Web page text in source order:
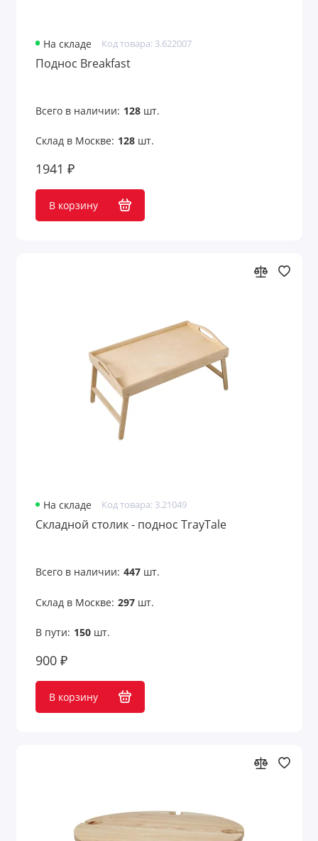
На складе Код товара: 3.622007
Поднос Breakfast
Всего в наличии: 128шт.
Склад в Москве: 128шт.
1941 ₽
В корзину
На складе Код товара: 3.21049
Складной столик - поднос TrayTale
Всего в наличии: 447шт.
Склад в Москве: 297шт.
В пути: 150шт.
900 ₽
В корзину